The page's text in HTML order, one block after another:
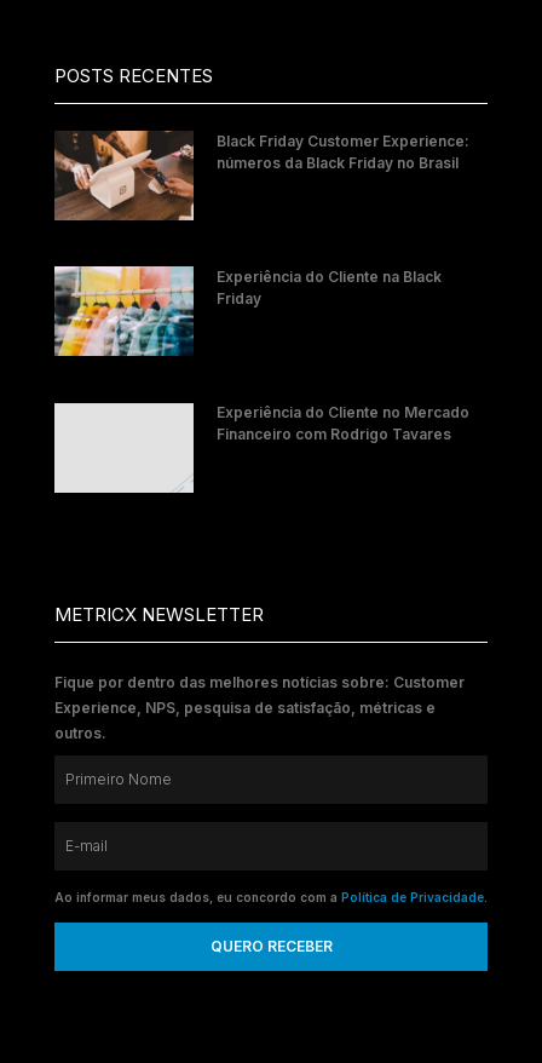
POSTS RECENTES
Black Friday Customer Experience:
números da Black Friday no Brasil
Experiência do Cliente na Black
Friday
Experiência do Cliente no Mercado
Financeiro com Rodrigo Tavares
METRICX NEWSLETTER
Fique por dentro das melhores notícias sobre: Customer
Experience, NPS, pesquisa de satisfação, métricas e
outros.
Ao informar meus dados, eu concordo com a Política de Privacidade
QUERO RECEBER